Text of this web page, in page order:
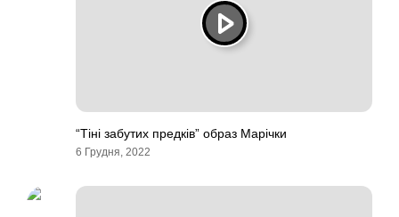
“Тіні забутих предків” образ Марічки
6 Грудня, 2022